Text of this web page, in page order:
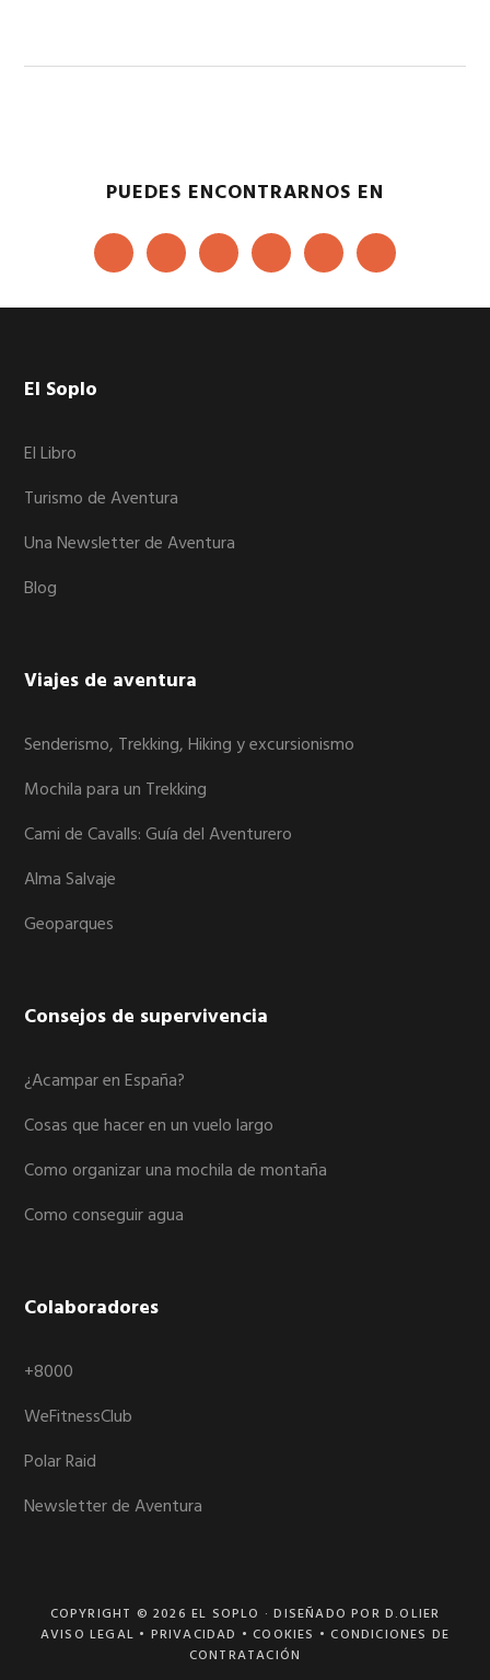
PUEDES ENCONTRARNOS EN
Footer
El Soplo
El Libro
Turismo de Aventura
Una Newsletter de Aventura
Blog
Viajes de aventura
Senderismo, Trekking, Hiking y excursionismo
Mochila para un Trekking
Cami de Cavalls: Guía del Aventurero
Alma Salvaje
Geoparques
Consejos de supervivencia
¿Acampar en España?
Cosas que hacer en un vuelo largo
Como organizar una mochila de montaña
Como conseguir agua
Colaboradores
+8000
WeFitnessClub
Polar Raid
Newsletter de Aventura
COPYRIGHT © 2026EL SOPLO · DISEÑADO POR D.OLIER
AVISO LEGAL • PRIVACIDAD •COOKIES •CONDICIONES DE
CONTRATACIÓN